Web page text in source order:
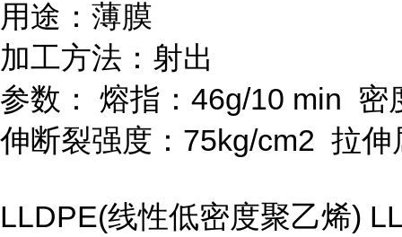
用途：薄膜
加工方法：射出
参数：
熔指： 46g/10 min 密
伸断裂强度： 75kg/cm2 拉伸
LLDPE(线性低密度聚乙烯)